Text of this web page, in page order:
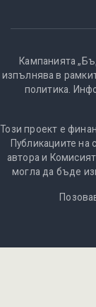
Кампанията
изпълнява в
политика.
Този проект е
Публикациите на
автора и
могла да бъде